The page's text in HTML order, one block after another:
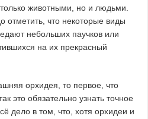
животными, но и людьми.
отметить, что некоторые виды
небольших паучков или
на их прекрасный
орхидея, то первое, что
это обязательно узнать точное
дело в том, что, хотя орхидеи и